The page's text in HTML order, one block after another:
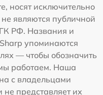
носят исключительно
являются публичной
РФ. Названия и
упоминаются
— чтобы обозначить
работаем. Наша
с владельцами
представляет их